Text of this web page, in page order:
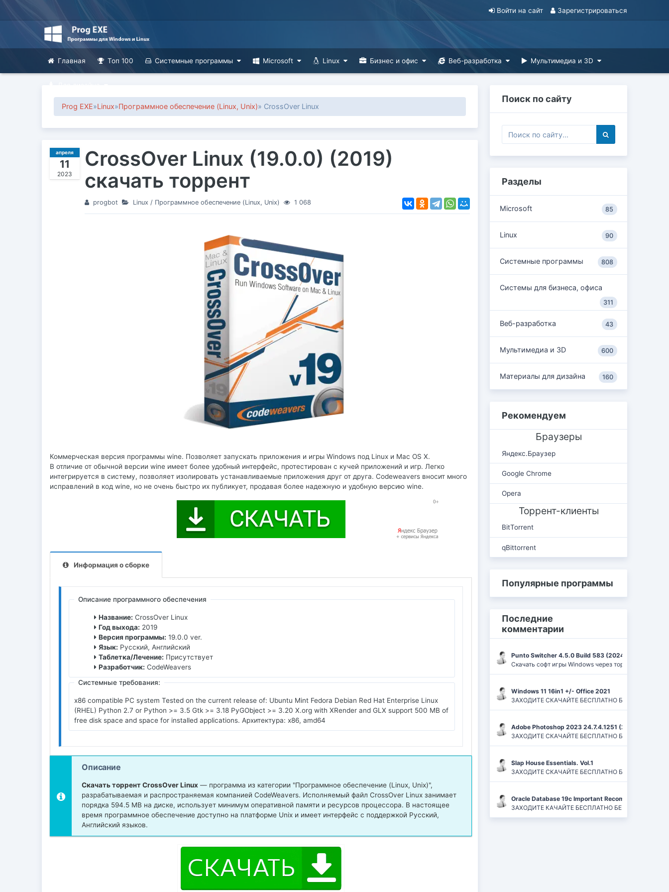
Войти на сайт Зарегистрироваться
Главная Топ 100 Системные программы Microsoft Linux Бизнес и офис Веб-разработка Мультимедиа и 3D
Prog EXE»Linux»Программное обеспечение (Linux, Unix)» CrossOver Linux
апреля
11
2023
CrossOver Linux (19.0.0) (2019)
скачать торрент
progbot Linux / Программное обеспечение (Linux, Unix) 1 068
Коммерческая версия программы wine. Позволяет запускать приложения и игры Windows под Linux и Mac OS X.
В отличие от обычной версии wine имеет более удобный интерфейс, протестирован с кучей приложений и игр. Легко
интегрируется в систему, позволяет изолировать устанавливаемые приложения друг от друга. Codeweavers вносит много
исправлений в код wine, но не очень быстро их публикует, продавая более надежную и удобную версию wine.
Информация о сборке
Описание программного обеспечения
Название: CrossOver Linux
Год выхода: 2019
Версия программы: 19.0.0 ver.
Язык: Русский, Английский
Таблетка/Лечение: Присутствует
Разработчик: CodeWeavers
Системные требования:
x86 compatible PC system Tested on the current release of: Ubuntu Mint Fedora Debian Red Hat Enterprise Linux
(RHEL) Python 2.7 or Python >= 3.5 Gtk >= 3.18 PyGObject >= 3.20 X.org with XRender and GLX support 500 MB of
free disk space and space for installed applications. Архитектура: x86, amd64
Описание
Скачать торрент CrossOver Linux — программа из категории "Программное обеспечение (Linux, Unix)",
разрабатываемая и распространяемая компанией CodeWeavers. Исполняемый файл CrossOver Linux занимает
порядка 594.5 MB на диске, использует минимум оперативной памяти и ресурсов процессора. В настоящее
время программное обеспечение доступно на платформе Unix и имеет интерфейс с поддержкой Русский,
Английский языков.
Поиск по сайту
Разделы
Microsoft 85
Linux 90
Системные программы 808
Системы для бизнеса, офиса
311
Веб-разработка 43
Мультимедиа и 3D 600
Материалы для дизайна 160
Рекомендуем
Браузеры
Яндекс.Браузер
Google Chrome
Opera
Торрент-клиенты
BitTorrent
qBittorrent
Популярные программы
Последние
комментарии
Punto Switcher 4.5.0 Build 583 (2024) РС | RePack
Скачать софт игры Windows через торрент Ufrag:
Windows 11 16in1 +/- Office 2021
ЗАХОДИТЕ СКАЧАЙТЕ БЕСПЛАТНО БЕЗ
Adobe Photoshop 2023 24.7.4.1251 (2024) PC |
ЗАХОДИТЕ СКАЧАЙТЕ БЕСПЛАТНО БЕЗ
Slap House Essentials. Vol.1
ЗАХОДИТЕ СКАЧАЙТЕ БЕСПЛАТНО БЕЗ
Oracle Database 19c Important Recommended One-
ЗАХОДИТЕ КАЧАЙТЕ БЕСПЛАТНО БЕЗ РЕГИСТРАЦИЙ